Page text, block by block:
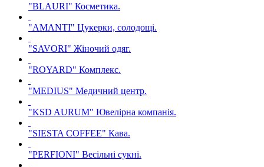
"BLAURI" Косметика.
"AMANTI" Цукерки, солодощі.
"SAVORI" Жіночий одяг.
"ROYARD" Комплекс.
"MEDIUS" Медичний центр.
"KSD AURUM" Ювелірна компанія.
"SIESTA COFFEE" Кава.
"PERFIONI" Весільні сукні.